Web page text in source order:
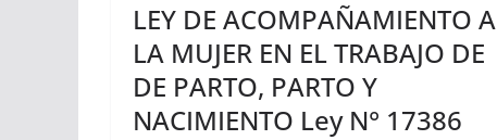
LEY DE ACOMPAÑAMIENTO A
LA MUJER EN EL TRABAJO DE
DE PARTO, PARTO Y
NACIMIENTO Ley N° 17386